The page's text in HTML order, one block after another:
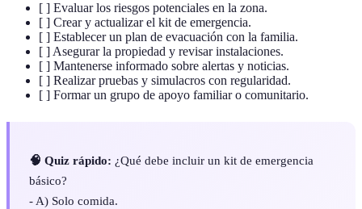
[ ] Evaluar los riesgos potenciales en la zona.
[ ] Crear y actualizar el kit de emergencia.
[ ] Establecer un plan de evacuación con la familia.
[ ] Asegurar la propiedad y revisar instalaciones.
[ ] Mantenerse informado sobre alertas y noticias.
[ ] Realizar pruebas y simulacros con regularidad.
[ ] Formar un grupo de apoyo familiar o comunitario.
🧠 Quiz rápido: ¿Qué debe incluir un kit de emergencia
básico?
- A) Solo comida.